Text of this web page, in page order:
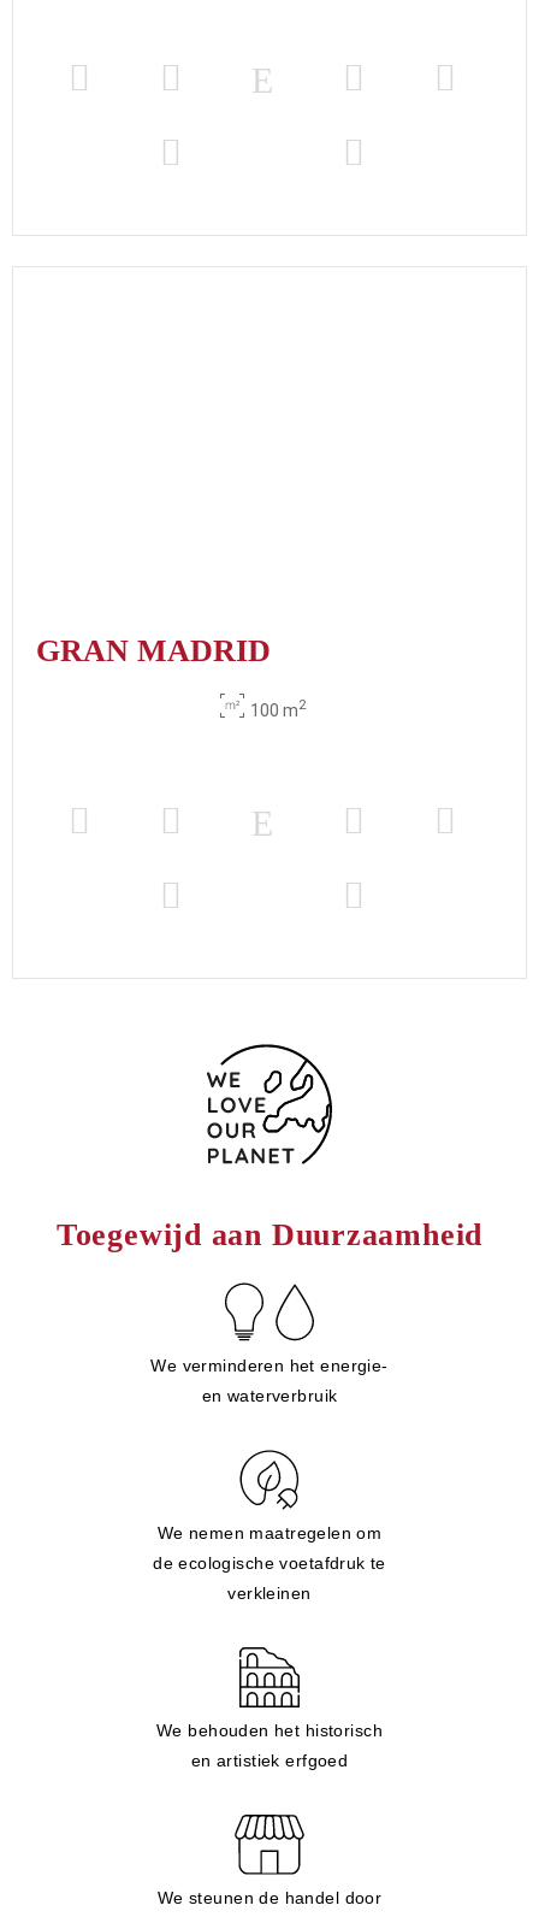
GRAN MADRID
100 m2
Toegewijd aan Duurzaamheid
We verminderen het energie-
en waterverbruik
We nemen maatregelen om
de ecologische voetafdruk te
verkleinen
We behouden het historisch
en artistiek erfgoed
We steunen de handel door